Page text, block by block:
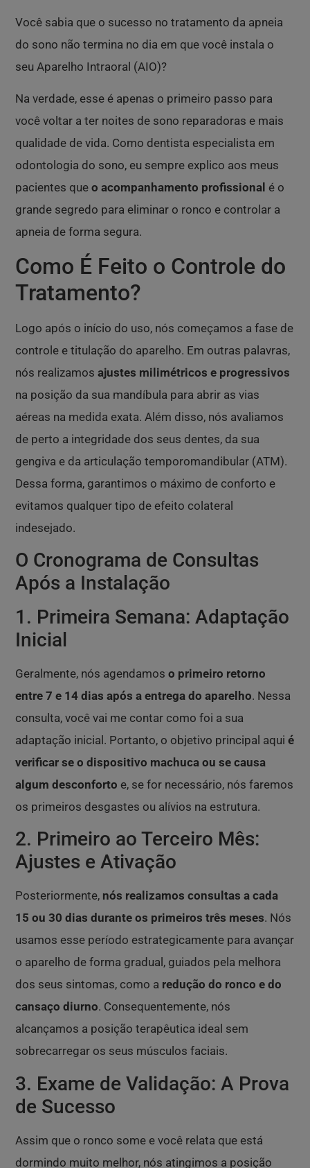
Você sabia que o sucesso no tratamento da apneia
do sono não termina no dia em que você instala o
seu Aparelho Intraoral (AIO)?
Na verdade, esse é apenas o primeiro passo para
você voltar a ter noites de sono reparadoras e mais
qualidade de vida. Como dentista especialista em
odontologia do sono, eu sempre explico aos meus
pacientes queo acompanhamento profissional é o
grande segredo para eliminar o ronco e controlar a
apneia de forma segura.
Como É Feito o Controle do
Tratamento?
Logo após o início do uso, nós começamos a fase de
controle e titulação do aparelho. Em outras palavras,
nós realizamosajustes milimétricos e progressivos
na posição da sua mandíbula para abrir as vias
aéreas na medida exata. Além disso, nós avaliamos
de perto a integridade dos seus dentes, da sua
gengiva e da articulação temporomandibular (ATM).
Dessa forma, garantimos o máximo de conforto e
evitamos qualquer tipo de efeito colateral
indesejado.
O Cronograma de Consultas
Após a Instalação
1. Primeira Semana: Adaptação
Inicial
Geralmente, nós agendamoso primeiro retorno
entre 7 e 14 dias após a entrega do aparelho. Nessa
consulta, você vai me contar como foi a sua
adaptação inicial. Portanto, o objetivo principal aquié
verificar se o dispositivo machuca ou se causa
algum desconforto e, se for necessário, nós faremos
os primeiros desgastes ou alívios na estrutura.
2. Primeiro ao Terceiro Mês:
Ajustes e Ativação
Posteriormente, nós realizamos consultas a cada
15 ou 30 dias durante os primeiros três meses. Nós
usamos esse período estrategicamente para avançar
o aparelho de forma gradual, guiados pela melhora
dos seus sintomas, como a redução do ronco e do
cansaço diurno. Consequentemente, nós
alcançamos a posição terapêutica ideal sem
sobrecarregar os seus músculos faciais.
3. Exame de Validação: A Prova
de Sucesso
Assim que o ronco some e você relata que está
dormindo muito melhor, nós atingimos a posição